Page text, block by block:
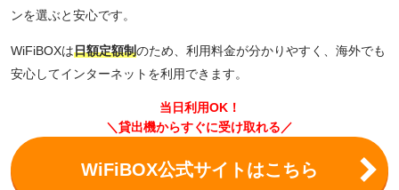
ンを選ぶと安心です。
WiFiBOXは日額定額制のため、利用料金が分かりやすく、海外でも
安心してインターネットを利用できます。
当日利用OK！
＼貸出機からすぐに受け取れる／
WiFiBOX公式サイトはこちら